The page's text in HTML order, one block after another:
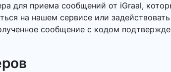
для приема сообщений от iGraal,
на нашем сервисе или
сообщение с кодом